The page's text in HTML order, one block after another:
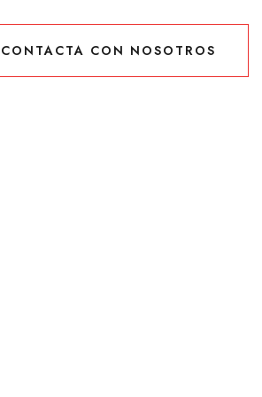
CONTACTA CON NOSOTROS
CONTACTA CON NOSOTROS